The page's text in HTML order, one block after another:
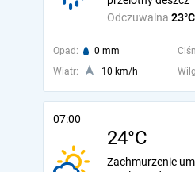
Odczuwalna 23°C
Opad: 0 mm
Wiatr:
10 km/h
07:00
24°C
Zachmurzenie